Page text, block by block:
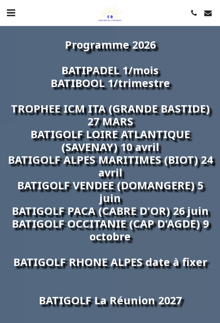
Programme 2026
BATIPADEL 1/mois
BATIBOOL 1/trimestre
TROPHEE ICM ITA (GRANDE BASTIDE)
27 MARS
BATIGOLF LOIRE ATLANTIQUE
(SAVENAY) 10 avril
BATIGOLF ALPES MARITIMES (BIOT) 24
avril
BATIGOLF VENDEE (DOMANGERE) 5
juin
BATIGOLF PACA (CABRE D'OR) 26 juin
BATIGOLF OCCITANIE (CAP D'AGDE) 9
octobre
BATIGOLF RHONE ALPES date à fixer
BATIGOLF La Réunion 2027